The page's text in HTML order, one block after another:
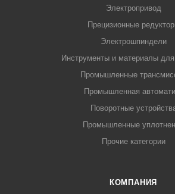
Электропривод
Прецизионные
Электрошпиндели
Инструменты и материалы
Промышленные
Промышленная
Поворотные
Промышленные
Прочие категории
КОМПАНИЯ